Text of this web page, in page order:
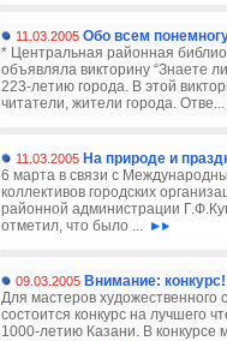
11.03.2005 Обо всем
* Центральная районная
объявляла викторину “Знаете
223-летию города. В этой
читатели, жители города. Отве...
11.03.2005 На природе и
6 марта в связи с
коллективов городских
районной администрации
отметил, что было ...
09.03.2005 Внимание: конкурс!
Для мастеров художественного
состоится конкурс на лучшего
1000-летию Казани. В конкурсе